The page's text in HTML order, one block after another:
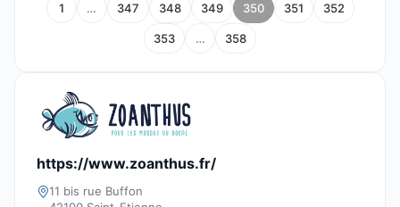
1 … 347 348 349 350 351 352
353 … 358
https://www.zoanthus.fr/
11 bis rue Buffon